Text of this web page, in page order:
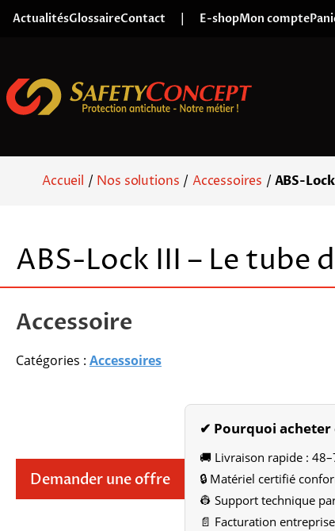
Skip to content
ActualitésGlossaireContact E-shopMon compte
Accueil / Nos solutions / Accessoires / ABS-
ABS-Lock III – Le tube
Accessoire
Catégories : Accessoires
Demander une offre
✔ Pourquoi acheter
🚚 Livraison rapide :
🔒 Matériel certifié
👷 Support technique
📄 Facturation